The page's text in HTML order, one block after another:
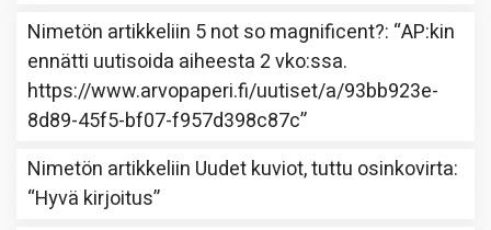
Nimetön artikkeliin 5 not so magnificent?: “AP:kin
ennätti uutisoida aiheesta 2 vko:ssa.
https://www.arvopaperi.fi/uutiset/a/93bb923e-
8d89-45f5-bf07-f957d398c87c”
Nimetön artikkeliin Uudet kuviot, tuttu osinkovirta:
“Hyvä kirjoitus”